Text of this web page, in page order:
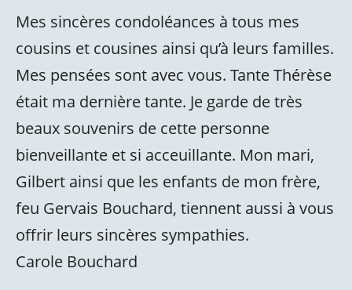
Mes sincères condoléances à tous mes
cousins et cousines ainsi qu’à leurs familles.
Mes pensées sont avec vous. Tante Thérèse
était ma dernière tante. Je garde de très
beaux souvenirs de cette personne
bienveillante et si acceuillante. Mon mari,
Gilbert ainsi que les enfants de mon frère,
feu Gervais Bouchard, tiennent aussi à vous
offrir leurs sincères sympathies.
Carole Bouchard